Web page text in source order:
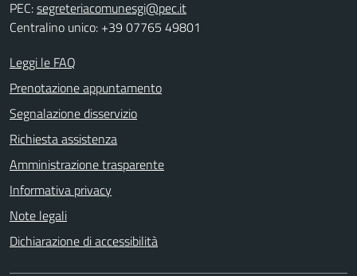
PEC:segreteriacomunesgi@pec.it
Centralino unico: +39 07765 49801
Leggi le FAQ
Prenotazione appuntamento
Segnalazione disservizio
Richiesta assistenza
Amministrazione trasparente
Informativa privacy
Note legali
Dichiarazione di accessibilità